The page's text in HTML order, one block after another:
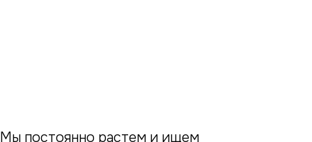
Мы постоянно растем и ищем